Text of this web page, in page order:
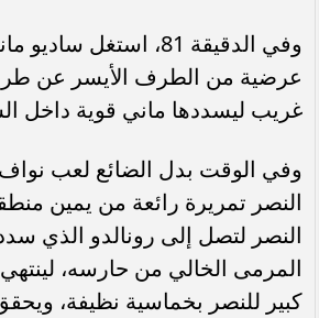
وفي الدقيقة 81، استغل
عرضية من الطرف الأيسر عن
غريب ليسددها ماني قوية داخل
وفي الوقت بدل الضائع لعب
النصر تمريرة رائعة من يمين
النصر لتصل إلى رونالدو الذي
المرمى الخالي من حارسه، لينتهي
كبير للنصر بخماسية نظيفة،